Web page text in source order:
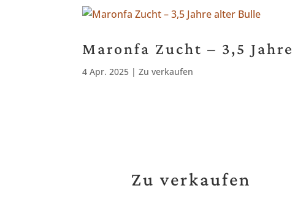
Maronfa Zucht – 3,5
4 Apr. 2025 |Zu verkaufen
Zu verkaufen